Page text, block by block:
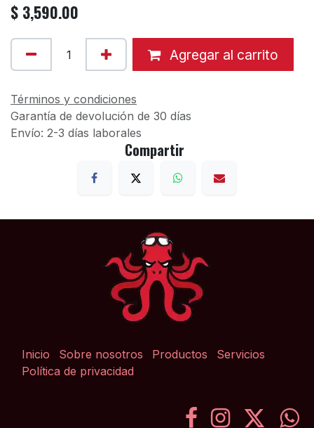
$ 3,590.00
Agregar al carrito
Términos y condiciones
Garantía de devolución de 30 días
Envío: 2-3 días laborales
Compartir
Inicio Sobre nosotros Productos
Servicios
Política de privacidad